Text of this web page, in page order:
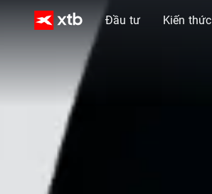
Đầu tư Kiến thức